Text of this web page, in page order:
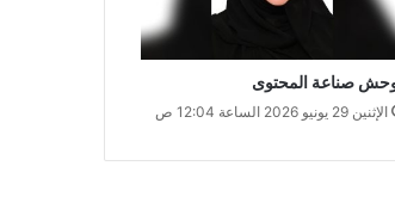
صناعة المحتوى
الإثنين 29 يونيو 2026 الساعة 12:04 ص